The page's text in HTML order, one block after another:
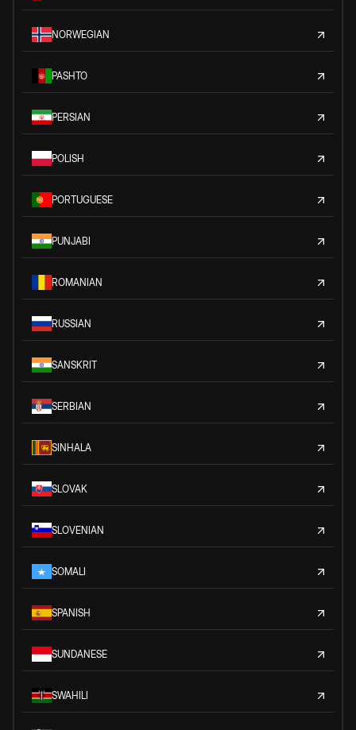
NORWEGIAN
PASHTO
PERSIAN
POLISH
PORTUGUESE
PUNJABI
ROMANIAN
RUSSIAN
SANSKRIT
SERBIAN
SINHALA
SLOVAK
SLOVENIAN
SOMALI
SPANISH
SUNDANESE
SWAHILI